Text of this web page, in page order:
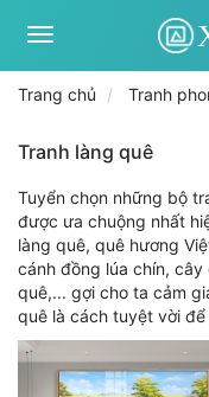
Xưởng
quốc
Tranh
treo
theo
yêu
cầu
Trang chủ Tranh
Tranh làng quê
Tuyển chọn những bộ
được ưa chuộng nhất
làng quê, quê hương
cánh đồng lúa chín,
quê,... gợi cho ta cảm
quê là cách tuyệt vời